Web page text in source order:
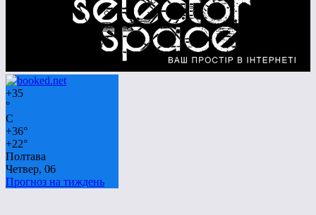
+35
°
C
+36°
+22°
Полтава
Четвер, 06
Прогноз на тиждень